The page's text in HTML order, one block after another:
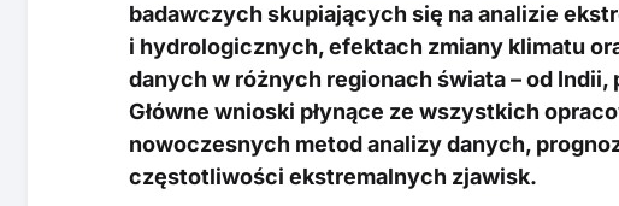
badawczych skupiających się na analizie
i hydrologicznych, efektach zmiany klimatu
danych w różnych regionach świata – od
Główne wnioski płynące ze wszystkich
nowoczesnych metod analizy danych,
częstotliwości ekstremalnych zjawisk.